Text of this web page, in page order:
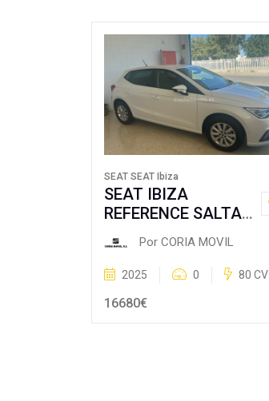
SEAT SEAT Ibiza
SEAT IBIZA
REFERENCE SALTA
1.0 80CVPor CORIA MOVIL
2025 0 80 CV
16680€